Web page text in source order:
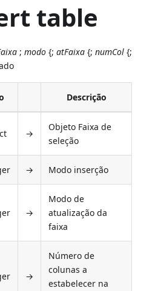
table
;modo {;atFaixa {;numCol {;
Descrição
→
Objeto Faixa de
seleção
→ Modo inserção
→
Modo de
atualização da
faixa
→
Número de
colunas a
estabelecer na